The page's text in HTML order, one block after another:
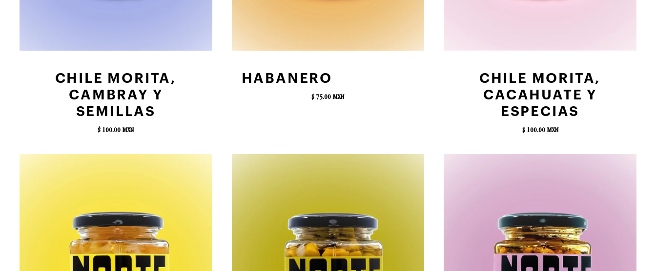
AGREGAR AL CARRITO
CHILE MORITA,
CAMBRAY Y
SEMILLAS
$ 100.00 MXN
AGREGAR AL CARRITO
HABANERO
$ 75.00 MXN
AGREGAR AL CARRITO
CHILE MORITA,
CACAHUATE Y
ESPECIAS
$ 100.00 MXN